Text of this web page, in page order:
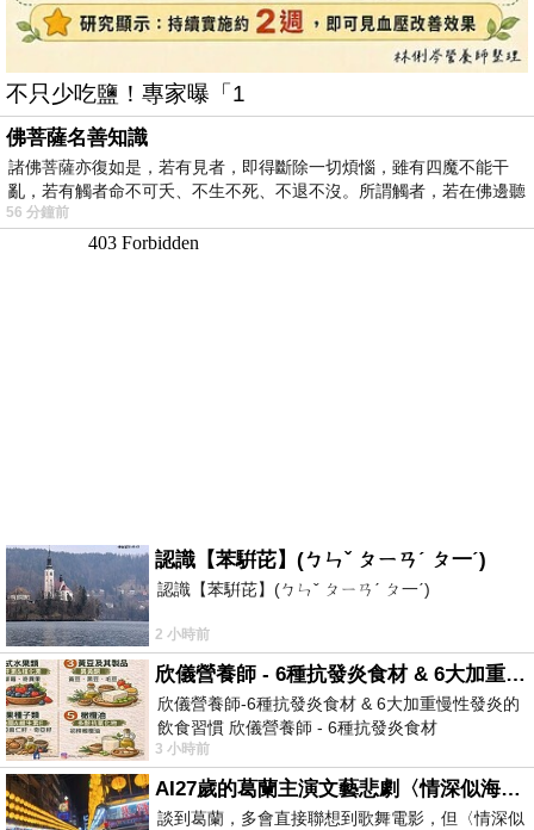
不只少吃鹽！專家曝「1
佛菩薩名善知識
諸佛菩薩亦復如是，若有見者，即得斷除一切煩惱，雖有四魔不能干
亂，若有觸者命不可夭、不生不死、不退不沒。所謂觸者，若在佛邊聽
受
56 分鐘前
認識【苯騈芘】(ㄅㄣˇ ㄆㄧㄢˊ ㄆ一ˊ)
認識【苯騈芘】(ㄅㄣˇ ㄆㄧㄢˊ ㄆ一ˊ)
2 小時前
欣儀營養師 - 6種抗發炎食材 & 6大加重慢性發炎的飲食習慣
欣儀營養師-6種抗發炎食材 & 6大加重慢性發炎的
飲食習慣 欣儀營養師 - 6種抗發炎食材
https://www.facebook.com/photo/?fbid=147
3 小時前
AI27歲的葛蘭主演文藝悲劇〈情深似海〉 #戀上老電影 #葛蘭 #粟子
談到葛蘭，多會直接聯想到歌舞電影，但〈情深似